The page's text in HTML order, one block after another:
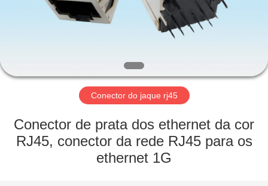
SOBRE
EXCURSÃO
FÁBRICA
Conector do jaque rj45
Conector de prata dos ethernet da cor
RJ45, conector da rede RJ45 para os
ethernet 1G